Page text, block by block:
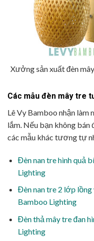
Xưởng sản xuất đèn
Các mẫu đèn mây tre
Lê Vy Bamboo nhận làm
lắm. Nếu bạn không bán
các mẫu khác tương tự
Đèn nan tre hình quả
Lighting
Đèn nan tre 2 lớp lồng
Bamboo Lighting
Đèn thả mây tre đan
Lighting